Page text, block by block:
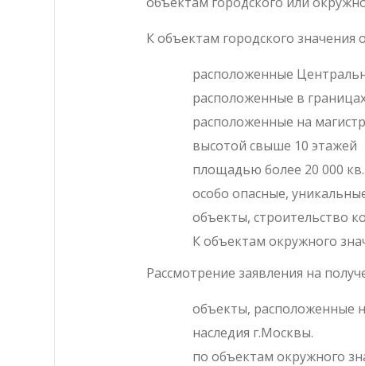
К объектам городского
расположенные
расположенные в
расположенные на
высотой свыше 10 этажей
площадью более 20 000
особо опасные,
объекты, строительство
К объектам окружного
Рассмотрение заявления на
объекты, расположенные
наследия г.Москвы.
по объектам окружного